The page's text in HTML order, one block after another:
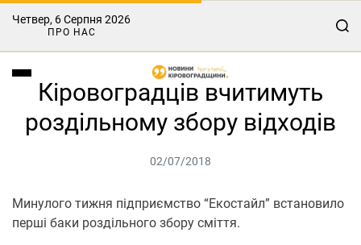
Четвер, 6 Серпня 2026
ПРО НАС
Кіровоградців вчитимуть
роздільному збору відходів
02/07/2018
Минулого тижня підприємство “Екостайл” встановило
перші баки роздільного збору сміття.